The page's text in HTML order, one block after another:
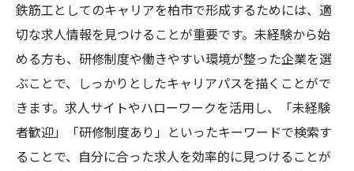
鉄筋工としてのキャリアを柏市で形成するためには、適
切な求人情報を見つけることが重要です。未経験から始
める方も、研修制度や働きやすい環境が整った企業を選
ぶことで、しっかりとしたキャリアパスを描くことがで
きます。求人サイトやハローワークを活用し、「未経験
者歓迎」「研修制度あり」といったキーワードで検索す
ることで、自分に合った求人を効率的に見つけることが